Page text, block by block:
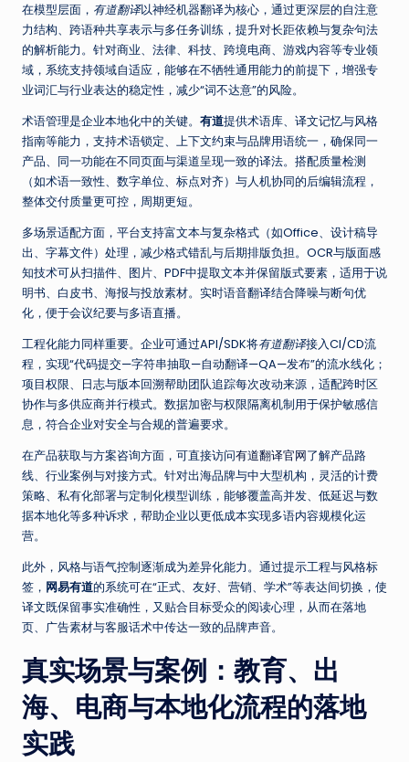
在模型层面， 有道翻译以神经机器翻译为核心，通过更深层的自注意
力结构、跨语种共享表示与多任务训练，提升对长距依赖与复杂句法
的解析能力。针对商业、法律、科技、跨境电商、游戏内容等专业领
域，系统支持领域自适应，能够在不牺牲通用能力的前提下，增强专
业词汇与行业表达的稳定性，减少“词不达意”的风险。
术语管理是企业本地化中的关键。 有道提供术语库、译文记忆与风格
指南等能力，支持术语锁定、上下文约束与品牌用语统一，确保同一
产品、同一功能在不同页面与渠道呈现一致的译法。搭配质量检测
（如术语一致性、数字单位、标点对齐）与人机协同的后编辑流程，
整体交付质量更可控，周期更短。
多场景适配方面，平台支持富文本与复杂格式（如Office、设计稿导
出、字幕文件）处理，减少格式错乱与后期排版负担。OCR与版面感
知技术可从扫描件、图片、PDF中提取文本并保留版式要素，适用于说
明书、白皮书、海报与投放素材。实时语音翻译结合降噪与断句优
化，便于会议纪要与多语直播。
工程化能力同样重要。企业可通过API/SDK将有道翻译接入CI/CD流
程，实现“代码提交—字符串抽取—自动翻译—QA—发布”的流水线化；
项目权限、日志与版本回溯帮助团队追踪每次改动来源，适配跨时区
协作与多供应商并行模式。数据加密与权限隔离机制用于保护敏感信
息，符合企业对安全与合规的普遍要求。
在产品获取与方案咨询方面，可直接访问有道翻译官网了解产品路
线、行业案例与对接方式。针对出海品牌与中大型机构，灵活的计费
策略、私有化部署与定制化模型训练，能够覆盖高并发、低延迟与数
据本地化等多种诉求，帮助企业以更低成本实现多语内容规模化运
营。
此外，风格与语气控制逐渐成为差异化能力。通过提示工程与风格标
签， 网易有道的系统可在“正式、友好、营销、学术”等表达间切换，使
译文既保留事实准确性，又贴合目标受众的阅读心理，从而在落地
页、广告素材与客服话术中传达一致的品牌声音。
真实场景与案例：教育、出
海、电商与本地化流程的落地
实践